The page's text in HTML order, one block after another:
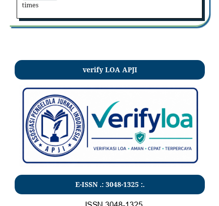
times
verify LOA APJI
E-ISSN .: 3048-1325 :.